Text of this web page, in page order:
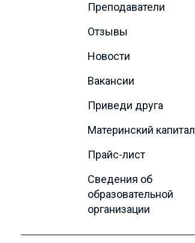
Преподаватели
Отзывы
Новости
Вакансии
Приведи друга
Материнский капитал
Прайс-лист
Сведения об
образовательной
организации